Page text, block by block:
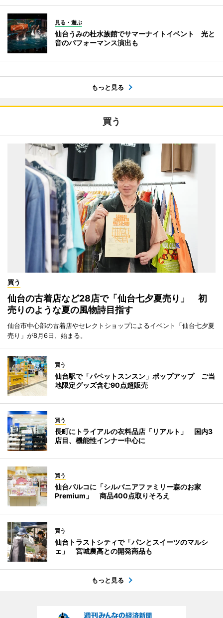
見る・遊ぶ
仙台うみの杜水族館でサマーナイトイベント 光と
音のパフォーマンス演出も
もっと見る
買う
買う
仙台の古着店など28店で「仙台七夕夏売り」 初
売りのような夏の風物詩目指す
仙台市中心部の古着店やセレクトショップによるイベント「仙台七夕夏
売り」が8月6日、始まる。
買う
仙台駅で「パペットスンスン」ポップアップ ご当
地限定グッズ含む90点超販売
買う
長町にトライアルの衣料品店「リアルト」 国内3
店目、機能性インナー中心に
買う
仙台パルコに「シルバニアファミリー森のお家
Premium」 商品400点取りそろえ
買う
仙台トラストシティで「パンとスイーツのマルシ
ェ」 宮城農高との開発商品も
もっと見る